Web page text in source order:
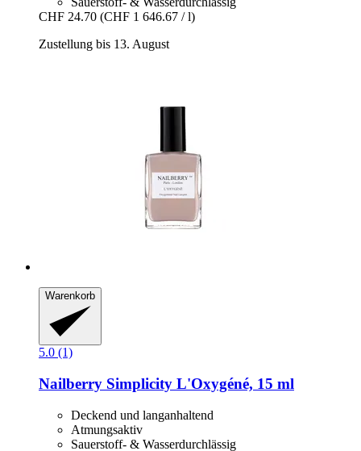
CHF 24.70 (CHF 1 646.67 / l)
Zustellung bis 13. August
Warenkorb
5.0 (1)
Nailberry Simplicity L'Oxygéné, 15 ml
Deckend und langanhaltend
Atmungsaktiv
Sauerstoff- & Wasserdurchlässig